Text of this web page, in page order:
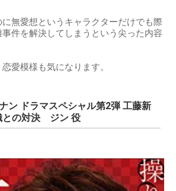
無愛想というキャラクターだけでも際
件を解決してしまうという尖った内容
愛模様も気になります。
ドラマスペシャル第2弾 工藤新
との対決 ジン 役